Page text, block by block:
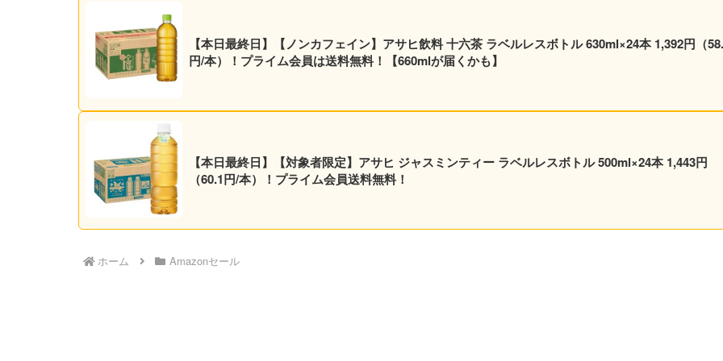
【本日最終日】【ノンカフェイン】アサヒ飲料 十六茶 ラベルレスボトル 630ml×24本 1,392円（
円/本）！プライム会員は送料無料！【660mlが届くかも】
【本日最終日】【対象者限定】アサヒ ジャスミンティー ラベルレスボトル 500ml×24本 1,443円
（60.1円/本）！プライム会員送料無料！
ホーム Amazonセール